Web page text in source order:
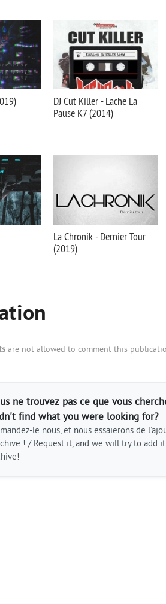
DJ Cut Killer - Lache La
Pause K7 (2014)
La Chronik - Dernier Tour
(2019)
are not allowed to comment this
ne trouvez pas ce que vous
find what you were looking for?
le nous, et nous essaierons de
! / Request it, and we will try to add